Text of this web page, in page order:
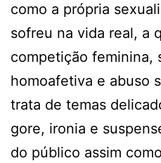
como a própria
sofreu na vida real, a
competição feminina,
homoafetiva e abuso
trata de temas
gore, ironia e
do público assim